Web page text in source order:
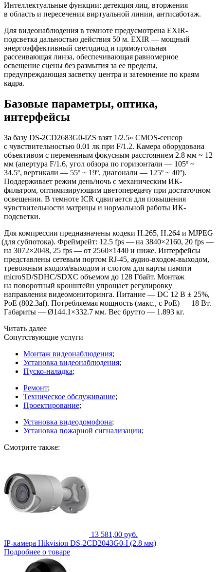
Интеллектуальные функции: детекция лиц, вторжения
в область и пересечения виртуальной линии, антисаботаж.
Для видеонаблюдения в темноте предусмотрена EXIR-
подсветка дальностью действия 50 м. EXIR — мощный
энергоэффективный светодиод и прямоугольная
рассеивающая линза, обеспечивающая равномерное
освещение сцены без размытия за ее пределы,
предупреждающая засветку центра и затемнение по краям
кадра.
Базовые параметры, оптика,
интерфейсы
За базу DS-2CD2683G0-IZS взят 1/2.5» CMOS-сенсор
с чувствительностью 0.01 лк при F/1.2. Камера оборудована
объективом с переменным фокусным расстоянием 2.8 мм ~ 12
мм (апертура F/1.6, угол обзора по горизонтали — 105º ~
34.5º, вертикали — 55º ~ 19º, диагонали — 125º ~ 40º).
Поддерживает режим день/ночь с механическим ИК-
фильтром, оптимизирующим цветопередачу при достаточном
освещении. В темноте ICR сдвигается для повышения
чувствительности матрицы и нормальной работы ИК-
подсветки.
Для компрессии предназначены кодеки H.265, H.264 и MJPEG
(для субпотока). Фреймрейт: 12.5 fps — на 3840×2160, 20 fps —
на 3072×2048, 25 fps — от 2560×1440 и ниже. Интерфейсы
представлены сетевым портом RJ-45, аудио-входом-выходом,
тревожным входом/выходом и слотом для карты памяти
microSD/SDHC/SDXC объемом до 128 Гбайт. Монтаж
на поворотный кронштейн упрощает регулировку
направления видеомониторинга. Питание — DC 12 В ± 25%,
PoE (802.3af). Потребляемая мощность (макс., с РоЕ) — 18 Вт.
Габариты — Ø144.1×332.7 мм. Вес брутто — 1.893 кг.
Читать далее
Сопутствующие услуги
Монтаж видеонаблюдения;
Установка видеонаблюдения;
Пуско-наладка;
Ремонт;
Техническое обслуживание;
Проектирование;
Установка видеодомофона;
Установка пожарной сигнализации;
Смотрите также:
13 581,00 руб.
IP-камера Hikvision DS-2CD2043G0-I (2.8 мм)
Подробнее о товаре